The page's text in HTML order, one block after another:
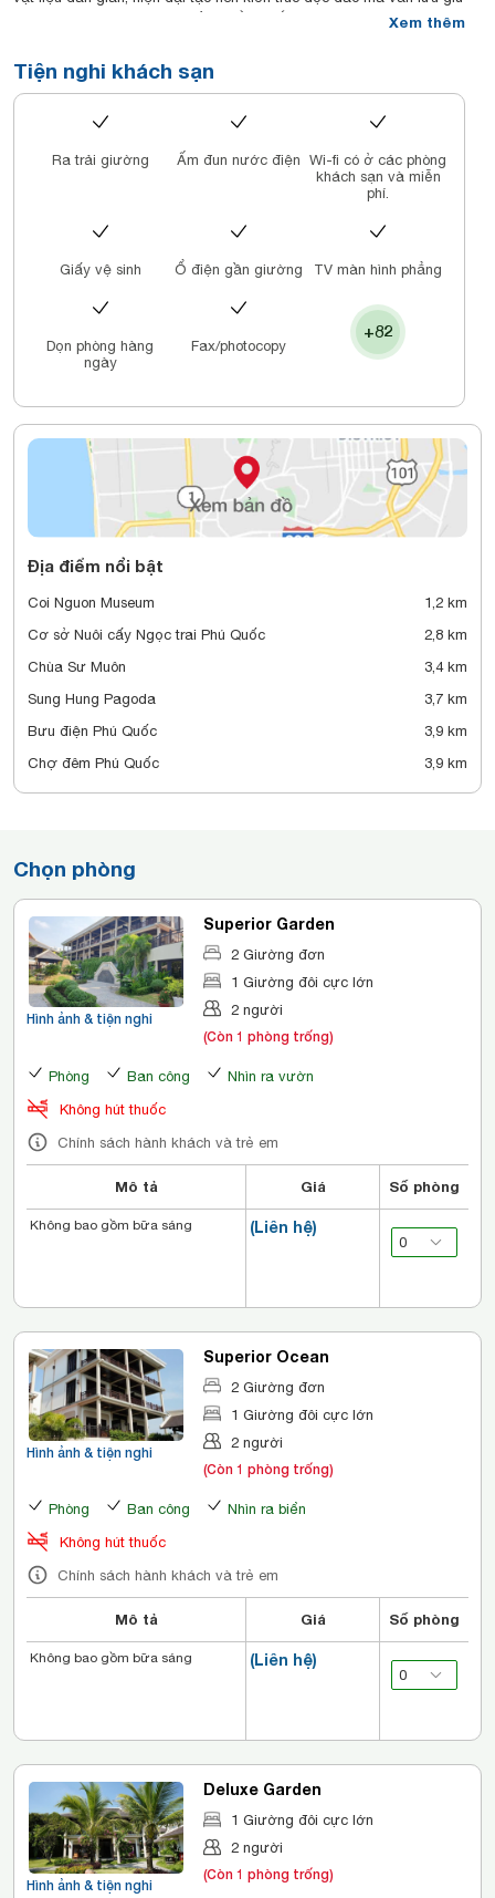
thống 50 phòng. Với nhiều hạng phòng đều được hướng ra biển
tuyệt đẹp, cùng đắm mình trong dòng nước mát lạnh của hồ bơi
ngay cạnh bãi biển, phù hợp tất cả chương trình bất kể là bạn đi
công tác, tìm kiếm nơi riêng tư nghỉ dưỡng hay những giây phút thư
Sẽ không mất quá nhiều thời gian với vị trí địa lý thuận lợi Resort
nằm ngay trung tâm xã Dương Tơ cách sân bay Quốc tế Phú Quốc
“Chợ Đêm”, công viên “Bạch Đằng”, bờ kè “Dinh Cậu”.
Xem thêm
Tiện nghi khách sạn
Ra trải giường Ấm đun nước điện
Wi-fi có ở các phòng
khách sạn và miễn
phí.
Giấy vệ sinh Ổ điện gần giường TV màn hình phẳng
Dọn phòng hàng
ngày
Fax/photocopy
+82
Địa điểm nổi bật
Coi Nguon Museum
1,2 km
Cơ sở Nuôi cấy Ngọc trai Phú Quốc
2,8 km
Chùa Sư Muôn
3,4 km
Sung Hung Pagoda
3,7 km
Bưu điện Phú Quốc
3,9 km
Chợ đêm Phú Quốc
3,9 km
Chọn phòng
Hình ảnh & tiện nghi
Superior Garden
2 Giường đơn
1 Giường đôi cực lớn
2 người
(Còn 1 phòng trống)
Phòng Ban công
Nhìn ra vườn
Không hút thuốc
Chính sách hành khách và trẻ em
Mô tả Giá Số phòng
(Liên hệ)
Không bao gồm bữa sáng
Hình ảnh & tiện nghi
Superior Ocean
2 Giường đơn
1 Giường đôi cực lớn
2 người
(Còn 1 phòng trống)
Phòng Ban công
Nhìn ra biển
Không hút thuốc
Chính sách hành khách và trẻ em
Mô tả Giá Số phòng
(Liên hệ)
Không bao gồm bữa sáng
Hình ảnh & tiện nghi
Deluxe Garden
1 Giường đôi cực lớn
2 người
(Còn 1 phòng trống)